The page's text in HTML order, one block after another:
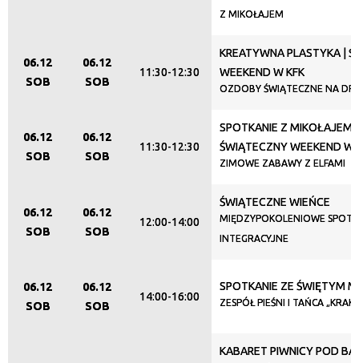
Z MIKOŁAJEM
06.12
SOB
06.12
SOB
11:30-12:30
KREATYWNA PLASTYKA |
WEEKEND W KFK
OZDOBY ŚWIĄTECZNE NA
06.12
SOB
06.12
SOB
11:30-12:30
SPOTKANIE Z MIKOŁAJEM |
ŚWIĄTECZNY WEEKEND W
ZIMOWE ZABAWY Z ELFAMI
06.12
SOB
06.12
SOB
12:00-14:00
ŚWIĄTECZNE WIEŃCE
MIĘDZYPOKOLENIOWE
INTEGRACYJNE
06.12
SOB
06.12
SOB
14:00-16:00
SPOTKANIE ZE ŚWIĘTYM
ZESPÓŁ PIEŚNI I TAŃCA
KABARET PIWNICY POD